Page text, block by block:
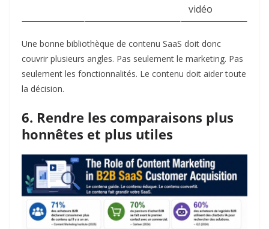
vidéo
Une bonne bibliothèque de contenu SaaS doit donc
couvrir plusieurs angles. Pas seulement le marketing. Pas
seulement les fonctionnalités. Le contenu doit aider toute
la décision.
6. Rendre les comparaisons plus
honnêtes et plus utiles